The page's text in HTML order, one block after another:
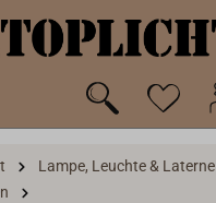
Lampe, Leuchte & Laterne